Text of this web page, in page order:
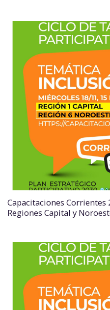
Capacitaciones
Regiones Capital y